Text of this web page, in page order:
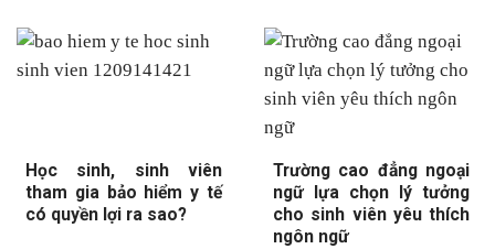
Học sinh, sinh viên
tham gia bảo hiểm y tế
có quyền lợi ra sao?
Trường cao đẳng ngoại
ngữ lựa chọn lý tưởng
cho sinh viên yêu thích
ngôn ngữ